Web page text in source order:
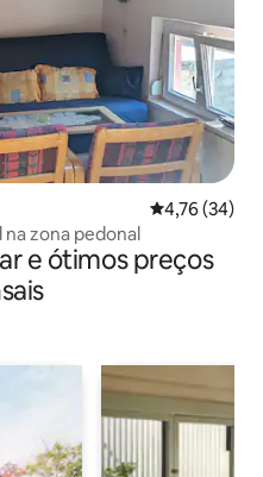
4,76 de uma
4,76 (34)
zona pedonal
e ótimos preços